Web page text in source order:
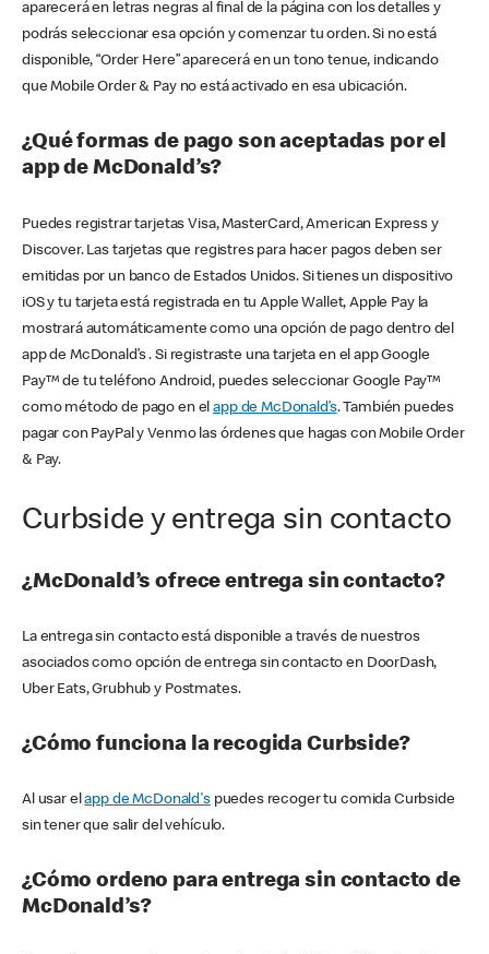
aparecerá en letras negras al final de la página con los detalles y
podrás seleccionar esa opción y comenzar tu orden. Si no está
disponible, “Order Here” aparecerá en un tono tenue, indicando
que Mobile Order & Pay no está activado en esa ubicación.
¿Qué formas de pago son aceptadas por el
app de McDonald’s?
Puedes registrar tarjetas Visa, MasterCard, American Express y
Discover. Las tarjetas que registres para hacer pagos deben ser
emitidas por un banco de Estados Unidos. Si tienes un dispositivo
iOS y tu tarjeta está registrada en tu Apple Wallet, Apple Pay la
mostrará automáticamente como una opción de pago dentro del
app de McDonald’s . Si registraste una tarjeta en el app Google
Pay™ de tu teléfono Android, puedes seleccionar Google Pay™
como método de pago en elapp de McDonald’s. También puedes
pagar con PayPal y Venmo las órdenes que hagas con Mobile Order
& Pay.
Curbside y entrega sin contacto
¿McDonald’s ofrece entrega sin contacto?
La entrega sin contacto está disponible a través de nuestros
asociados como opción de entrega sin contacto en DoorDash,
Uber Eats, Grubhub y Postmates.
¿Cómo funciona la recogida Curbside?
Al usar elapp de McDonald'spuedes recoger tu comida Curbside
sin tener que salir del vehículo.
¿Cómo ordeno para entrega sin contacto de
McDonald’s?